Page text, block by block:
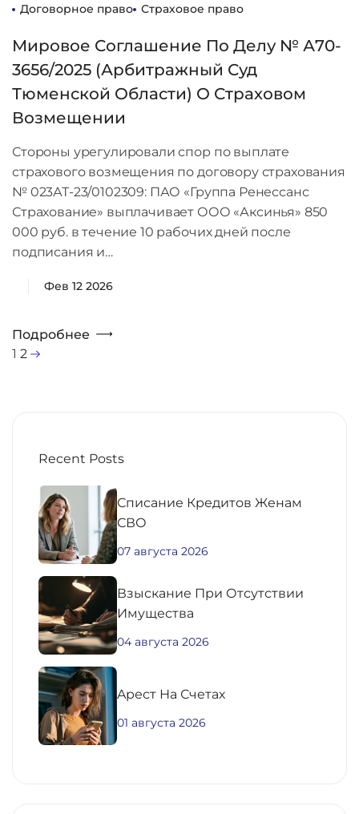
Договорное право Страховое право
Мировое Соглашение По Делу № А70-
3656/2025 (Арбитражный Суд
Тюменской Области) О Страховом
Возмещении
Стороны урегулировали спор по выплате
страхового возмещения по договору страхования
№ 023АТ-23/0102309: ПАО «Группа Ренессанс
Страхование» выплачивает ООО «Аксинья» 850
000 руб. в течение 10 рабочих дней после
подписания и…
Фев 12 2026
Подробнее
1 2
Recent Posts
Списание Кредитов Женам
СВО
07 августа 2026
Взыскание При Отсутствии
Имущества
04 августа 2026
Aрест На Счетах
01 августа 2026